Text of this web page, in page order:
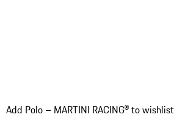
Add Polo – MARTINI RACING® to wishlist